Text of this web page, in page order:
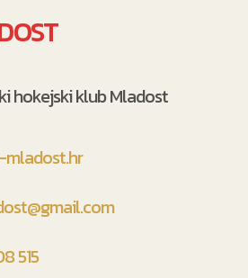
hokejski klub Mladost
515